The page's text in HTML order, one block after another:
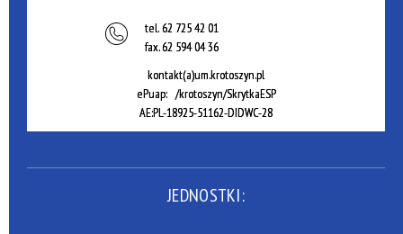
tel.62 725 42 01
fax.62 594 04 36
kontakt(a)um.krotoszyn.pl
ePuap: /krotoszyn/SkrytkaESP
AE:PL-18925-51162-DIDWC-28
JEDNOSTKI: